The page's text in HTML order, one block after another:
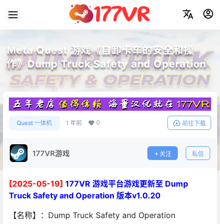
Meta Quest 游戏《自卸卡车的安全和操
作》Dump Truck Safety and Operation
Quest 一体机 1 年前 0 前往下载
177VR游戏 关注 私信
[2025-05-19] 177VR 游戏平台游戏更新至 Dump
Truck Safety and Operation 版本v1.0.20
【名称】：Dump Truck Safety and Operation